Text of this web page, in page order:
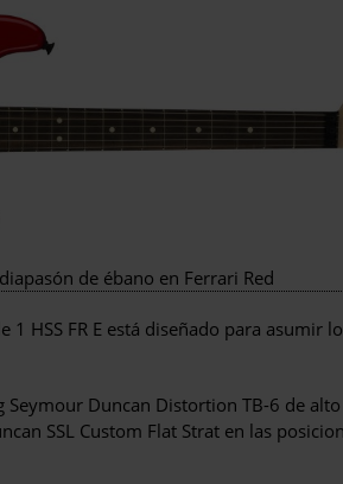
de ébano en Ferrari Red
1 HSS FR E está diseñado para asumir
Duncan Distortion TB-6 de
SSL Custom Flat Strat en las